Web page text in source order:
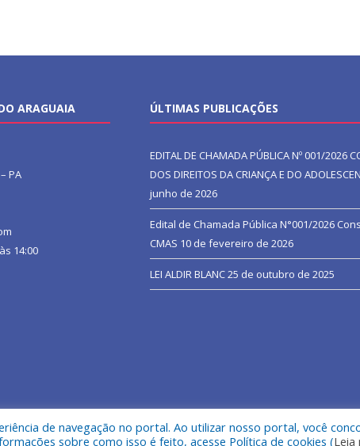
ARAGUAIA
PA
14:00
ÚLTIMAS PUBLICAÇÕES
EDITAL DE CHAMADA PÚBLICA Nº 001/2026
DOS DIREITOS DA CRIANÇA E DO
junho de 2026
Edital de Chamada Pública N°001/2026
CMAS 10 de fevereiro de 2026
LEI ALDIR BLANC25 de outubro de 2025
Municipal de São João do Araguaia.
de navegação no portal. Ao utilizar nosso portal, você
sobre como isso é feito, acesse Política de cookies (Leia